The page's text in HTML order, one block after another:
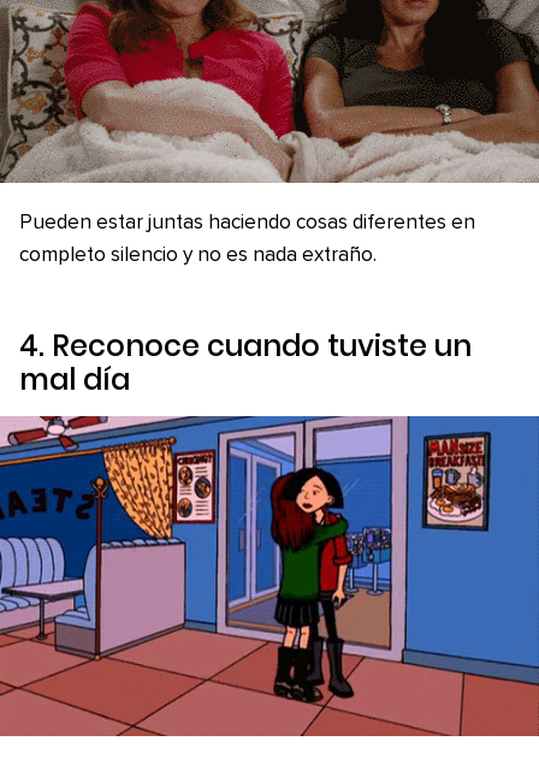
Pueden estar juntas haciendo cosas diferentes en
completo silencio y no es nada extraño.
4. Reconoce cuando tuviste un
mal día